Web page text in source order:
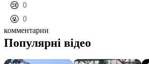
️😢 0
️🤬 0
комментарии